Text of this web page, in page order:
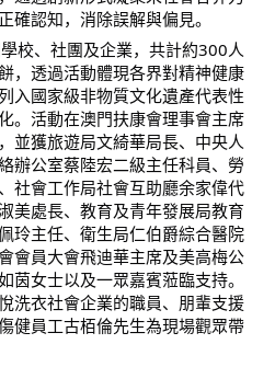
確認知，消除誤解與偏見。
校、社團及企業，共計約300人
，透過活動體現各界對精神健康
入國家級非物質文化遺產代表性
。活動在澳門扶康會理事會主席
並獲旅遊局文綺華局⾧、中央人
辦公室蔡陸宏二級主任科員、勞
社會工作局社會互助廳余家偉代
美處⾧、教育及青年發展局教育
玲主任、衛生局仁伯爵綜合醫院
會員大會飛迪華主席及美高梅公
茵女士以及一眾嘉賓蒞臨支持。
洗衣社會企業的職員、朋輩支援
健員工古栢倫先生為現場觀眾帶